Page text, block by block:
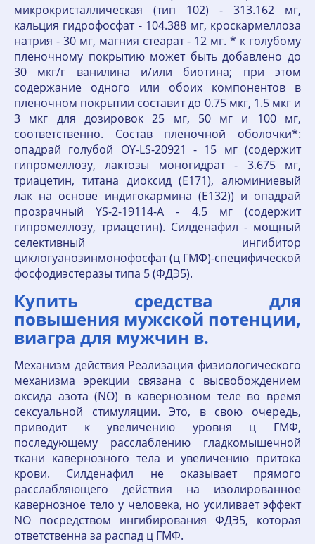
микрокристаллическая (тип 102) - 313.162 мг,
кальция гидрофосфат - 104.388 мг, кроскармеллоза
натрия - 30 мг, магния стеарат - 12 мг. * к голубому
пленочному покрытию может быть добавлено до
30 мкг/г ванилина и/или биотина; при этом
содержание одного или обоих компонентов в
пленочном покрытии составит до 0.75 мкг, 1.5 мкг и
3 мкг для дозировок 25 мг, 50 мг и 100 мг,
соответственно. Состав пленочной оболочки*:
опадрай голубой OY-LS-20921 - 15 мг (содержит
гипромеллозу, лактозы моногидрат - 3.675 мг,
триацетин, титана диоксид (E171), алюминиевый
лак на основе индигокармина (E132)) и опадрай
прозрачный YS-2-19114-A - 4.5 мг (содержит
гипромеллозу, триацетин). Силденафил - мощный
селективный ингибитор
циклогуанозинмонофосфат (ц ГМФ)-специфической
фосфодиэстеразы типа 5 (ФДЭ5).
Купить средства для
повышения мужской потенции,
виагра для мужчин в.
Механизм действия Реализация физиологического
механизма эрекции связана с высвобождением
оксида азота (NO) в кавернозном теле во время
сексуальной стимуляции. Это, в свою очередь,
приводит к увеличению уровня ц ГМФ,
последующему расслаблению гладкомышечной
ткани кавернозного тела и увеличению притока
крови. Силденафил не оказывает прямого
расслабляющего действия на изолированное
кавернозное тело у человека, но усиливает эффект
NO посредством ингибирования ФДЭ5, которая
ответственна за распад ц ГМФ.